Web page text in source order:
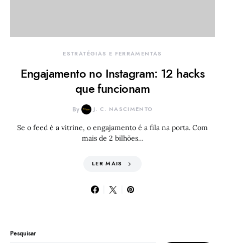
ESTRATÉGIAS E FERRAMENTAS
Engajamento no Instagram: 12 hacks
que funcionam
By J. C. NASCIMENTO
Se o feed é a vitrine, o engajamento é a fila na porta. Com
mais de 2 bilhões…
LER MAIS
Pesquisar